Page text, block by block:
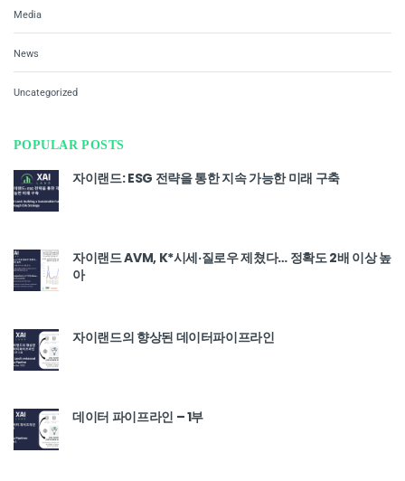
Media
News
Uncategorized
POPULAR POSTS
자이랜드: ESG 전략을 통한 지속 가능한 미래 구축
자이랜드 AVM, K*시세·질로우 제쳤다… 정확도 2배 이상 높
아
자이랜드의 향상된 데이터파이프라인
데이터 파이프라인 – 1부